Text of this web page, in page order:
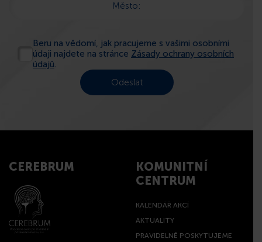
Město:
Beru na vědomí, jak pracujeme s vašimi osobními
údaji najdete na stránce Zásady ochrany osobních
údajů.
CEREBRUM
KOMUNITNÍ
CENTRUM
KALENDÁŘ AKCÍ
AKTUALITY
PRAVIDELNĚ POSKYTUJEME